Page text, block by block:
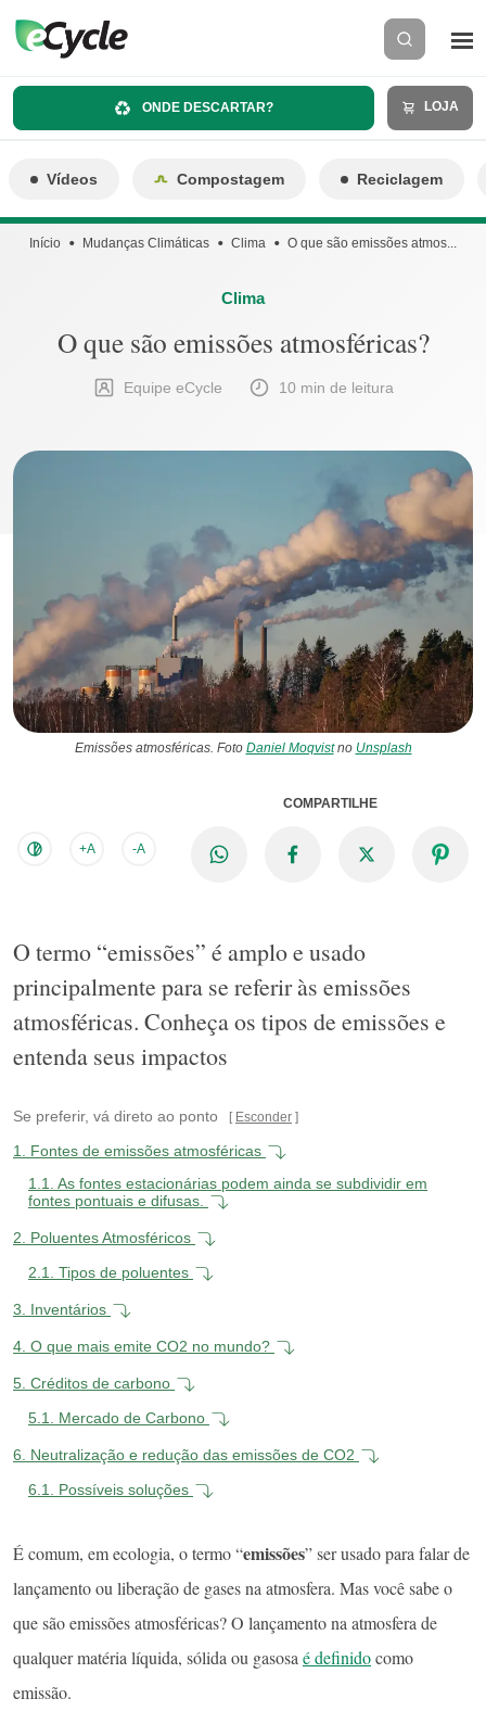
ONDE DESCARTAR? LOJA
Vídeos Compostagem Reciclagem
Início Mudanças Climáticas Clima O que são emissões atmos...
Clima
O que são emissões atmosféricas?
Equipe eCycle 10 min de leitura
Emissões atmosféricas. Foto Daniel Moqvistno Unsplash
+A -A
COMPARTILHE
O termo “emissões” é amplo e usado
principalmente para se referir às emissões
atmosféricas. Conheça os tipos de emissões e
entenda seus impactos
Se preferir, vá direto ao ponto Esconder
1.
Fontes de emissões atmosféricas
1.1.
As fontes estacionárias podem ainda se subdividir em
fontes pontuais e difusas.
2.
Poluentes Atmosféricos
2.1.
Tipos de poluentes
3. Inventários
4. O que mais emite CO2 no mundo?
5. Créditos de carbono
5.1.
Mercado de Carbono
6.
Neutralização e redução das emissões de CO2
6.1.
Possíveis soluções
É comum, em ecologia, o termo “emissões” ser usado para falar de
lançamento ou liberação de gases na atmosfera. Mas você sabe o
que são emissões atmosféricas? O lançamento na atmosfera de
qualquer matéria líquida, sólida ou gasosa é definidocomo
emissão.